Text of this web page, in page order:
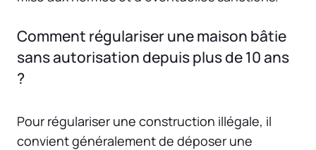
Comment régulariser une maison bâtie
sans autorisation depuis plus de 10 ans
?
Pour régulariser une construction illégale, il
convient généralement de déposer une